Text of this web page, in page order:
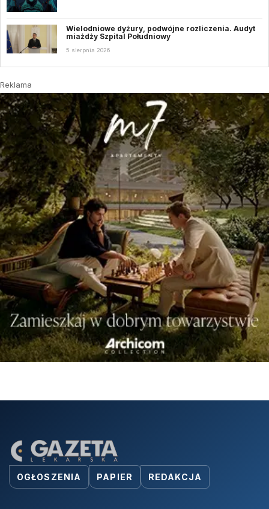
Wielodniowe dyżury, podwójne rozliczenia. Audyt
miażdży Szpital Południowy
5 sierpnia 2026
Reklama
OGŁOSZENIA PAPIER REDAKCJA